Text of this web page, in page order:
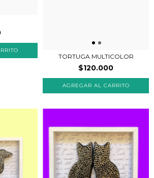
TORTUGA MULTICOLOR
$120.000